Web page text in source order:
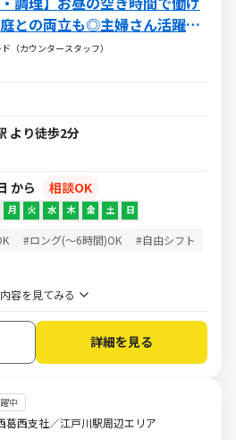
との両立も◎主婦さん活躍中
まが無償で食事を楽しめる家
（カウンタースタッフ）
より徒歩2分
から
相談OK
月 火 水 木 金 土 日
#ロング(～6時間)OK
#自由シフト
容を見てみる
詳細を見る
中
葛西支社／江戸川駅周辺エリア